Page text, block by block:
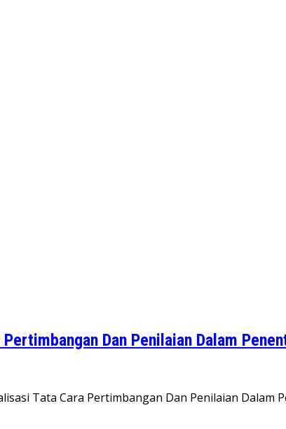
Dan Penilaian Dalam
Tata Cara Pertimbangan Dan Penilaian Dalam